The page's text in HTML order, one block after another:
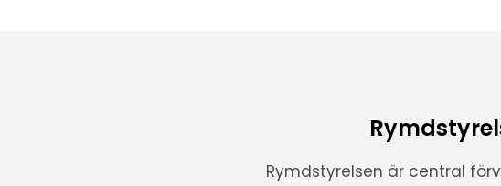
Rymdstyrelsen är central